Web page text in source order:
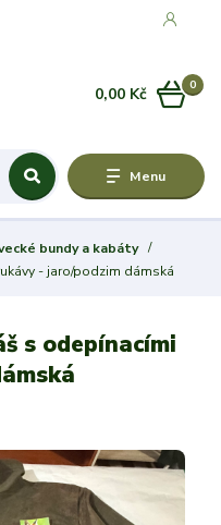
Menu
0
0,00 Kč
bundy a kabáty
- jaro/podzim dámská
s odepínacími